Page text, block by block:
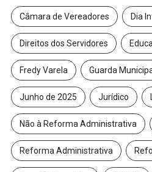
Câmara de Vereadores Dia
Direitos dos Servidores
Fredy Varela Guarda
Junho de 2025 Jurídico
Não à Reforma Administrativa
Reforma Administrativa